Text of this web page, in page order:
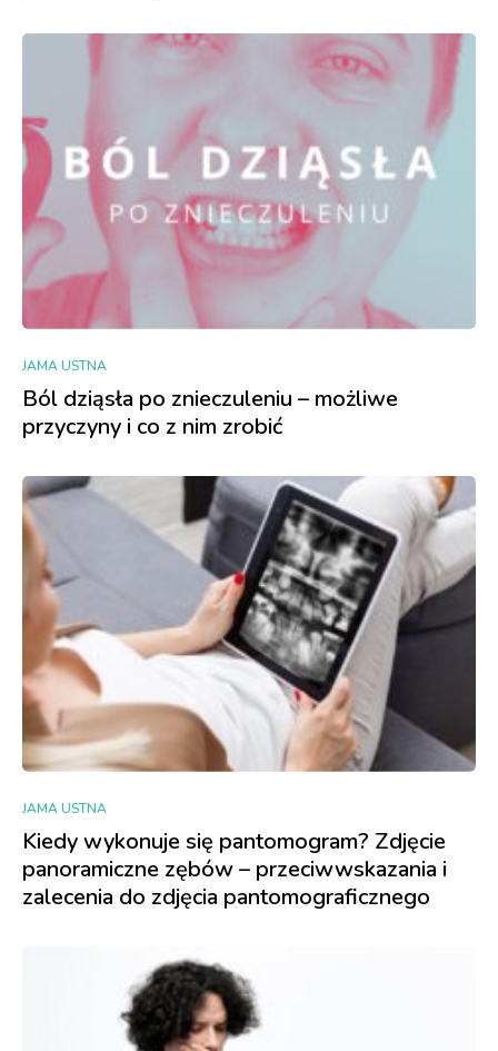
JAMA USTNA
Ból dziąsła po znieczuleniu – możliwe
przyczyny i co z nim zrobić
JAMA USTNA
Kiedy wykonuje się pantomogram? Zdjęcie
panoramiczne zębów – przeciwwskazania i
zalecenia do zdjęcia pantomograficznego